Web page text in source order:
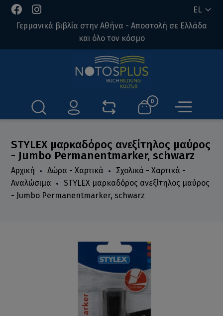
EL
Γερμανικά βιβλία στην Αθήνα - Αποστολή σε Ελλάδα
και όλο τον κόσμο
0
STYLEX μαρκαδόρος ανεξίτηλος μαύρος
- Jumbo Permanentmarker, schwarz
Αρχική Δώρα - Χαρτικά
Σχολικά - Χαρτικά -
Αναλώσιμα
STYLEX μαρκαδόρος ανεξίτηλος μαύρος
- Jumbo Permanentmarker, schwarz